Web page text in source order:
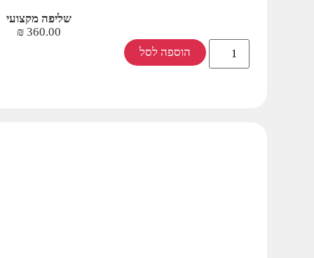
שליפה מקצועי
360.00
₪
הוספה לסל